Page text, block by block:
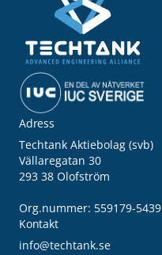
Adress
Techtank Aktiebolag (svb)
Vällaregatan 30
293 38 Olofström
Org.nummer: 559179-5439
Kontakt
info@techtank.se